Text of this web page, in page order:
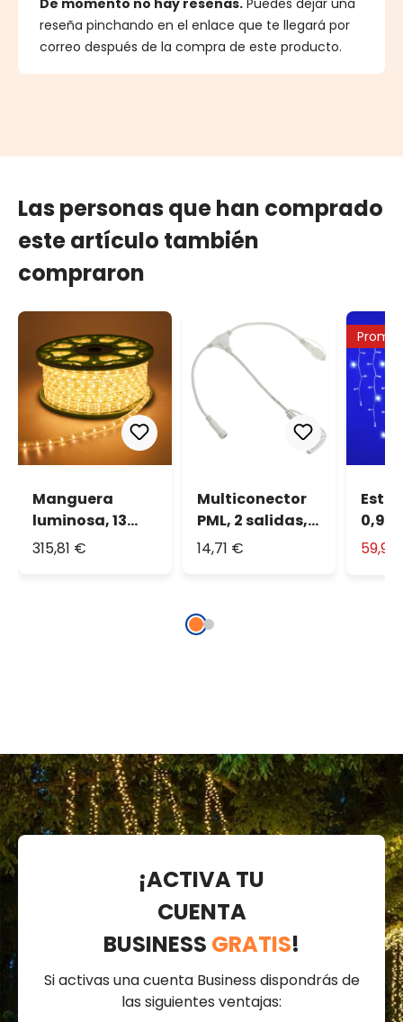
De momento no hay reseñas. Puedes dejar una
reseña pinchando en el enlace que te llegará por
correo después de la compra de este producto.
Las personas que han comprado
este artículo también
compraron
Manguera
luminosa, 13
mm, 230
315,81 €
Multiconector
PML, 2 salidas,
con enchufe
14,71 €
Promo
0,9
¡ACTIVA TU
CUENTA
BUSINESS GRATIS!
Si activas una cuenta Business dispondrás de
las siguientes ventajas: